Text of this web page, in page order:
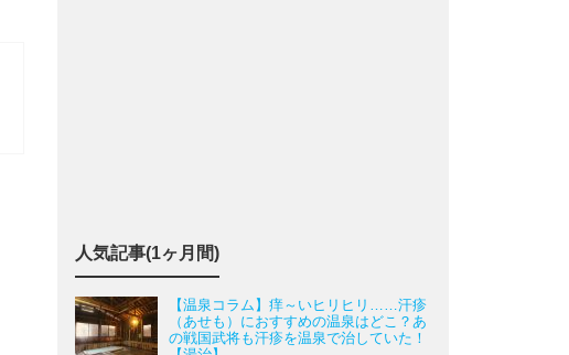
人気記事(1ヶ月間)
【温泉コラム】痒～いヒリヒリ……汗疹
（あせも）におすすめの温泉はどこ？あ
の戦国武将も汗疹を温泉で治していた！